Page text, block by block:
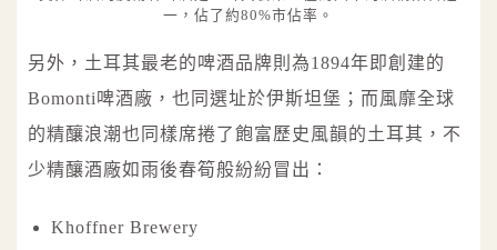
一，佔了約80%市佔率。
另外，土耳其最老的啤酒品牌則為1894年即創建的
Bomonti啤酒廠，也同選址於伊斯坦堡；而風靡全球
的精釀浪潮也同樣席捲了飽富歷史風韻的土耳其，不
少精釀酒廠如雨後春筍般紛紛冒出：
Khoffner Brewery